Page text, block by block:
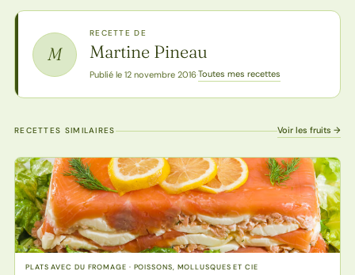
M
RECETTE DE
Martine Pineau
Publié le 12 novembre 2016·Toutes mes recettes
RECETTES SIMILAIRES Voir les fruits →
PLATS AVEC DU FROMAGE · POISSONS, MOLLUSQUES ET CIE